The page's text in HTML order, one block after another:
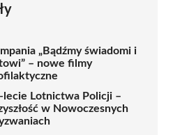
„Bądźmy świadomi i
– nowe filmy
lecie Lotnictwa Policji –
w Nowoczesnych